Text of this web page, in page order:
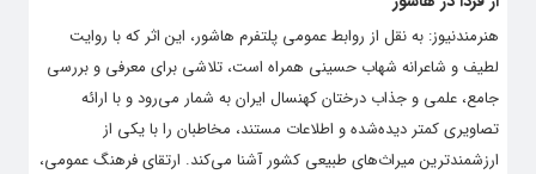
هنرمندنیوز: به نقل از روابط عمومی پلتفرم هاشور، این اثر که با روایت
لطیف و شاعرانه شهاب حسینی همراه است، تلاشی برای معرفی و بررسی
جامع، علمی و جذاب درختان کهنسال ایران به شمار می‌رود و با ارائه
تصاویری کمتر دیده‌شده و اطلاعات مستند، مخاطبان را با یکی از
ارزشمندترین میراث‌های طبیعی کشور آشنا می‌کند. ارتقای فرهنگ عمومی،